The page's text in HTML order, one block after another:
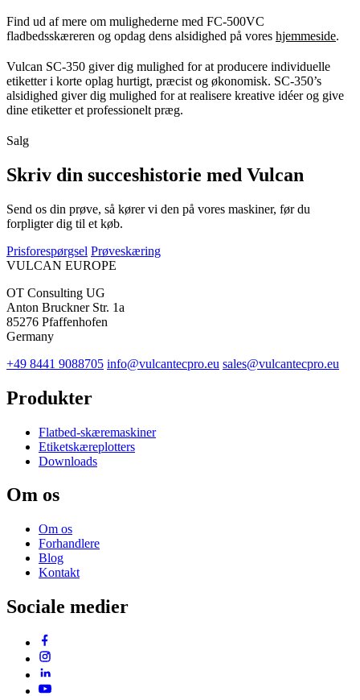
Find ud af mere om mulighederne med FC-500VC
fladbedsskæreren og opdag dens alsidighed på vores hjemmeside.
Vulcan SC-350 giver dig mulighed for at producere individuelle
etiketter i korte oplag hurtigt, præcist og økonomisk. SC-350’s
alsidighed giver dig mulighed for at realisere kreative idéer og give
dine etiketter et professionelt præg.
Salg
Skriv din succeshistorie med Vulcan
Send os din prøve, så kører vi den på vores maskiner, før du
forpligter dig til et køb.
Prisforespørgsel Prøveskæring
VULCAN EUROPE
OT Consulting UG
Anton Bruckner Str. 1a
85276 Pfaffenhofen
Germany
+49 8441 9088705 info@vulcantecpro.eu sales@vulcantecpro.eu
Produkter
Flatbed-skæremaskiner
Etiketskæreplotters
Downloads
Om os
Om os
Forhandlere
Blog
Kontakt
Sociale medier